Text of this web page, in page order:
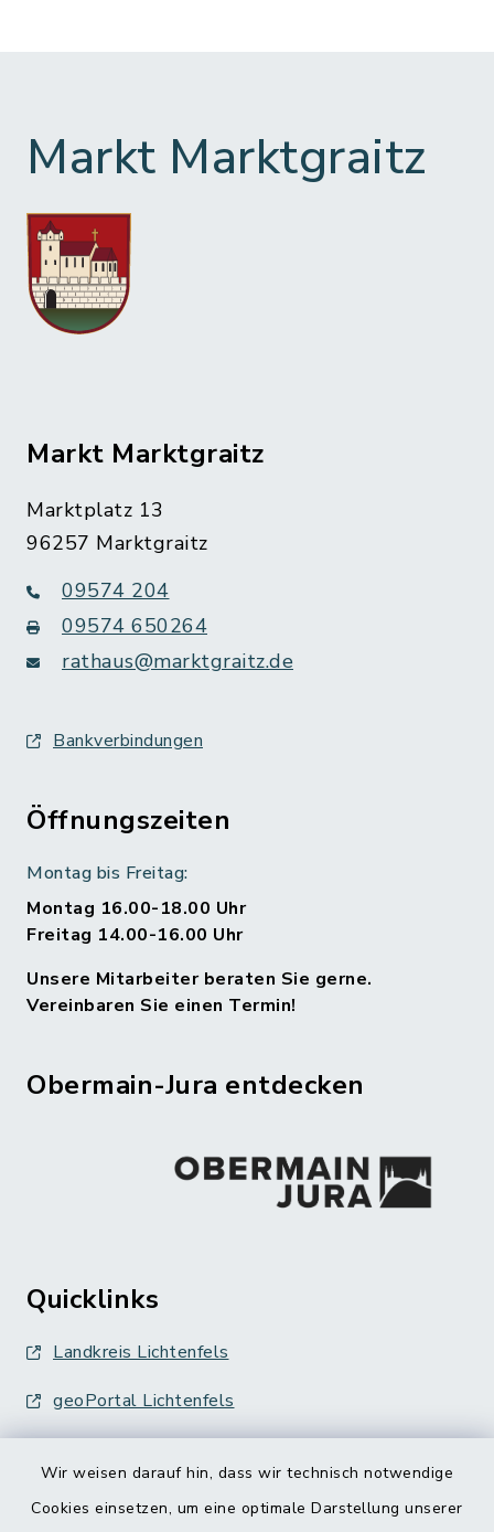
Wir weisen darauf hin, dass wir technisch notwendige
Cookies einsetzen, um eine optimale Darstellung unserer
Markt Marktgraitz
Markt Marktgraitz
Marktplatz 13
96257 Marktgraitz
09574 204
09574 650264
rathaus@marktgraitz.de
Bankverbindungen
Öffnungszeiten
Montag bis Freitag:
Montag 16.00-18.00 Uhr
Freitag 14.00-16.00 Uhr
Unsere Mitarbeiter beraten Sie gerne.
Vereinbaren Sie einen Termin!
Obermain-Jura entdecken
Quicklinks
Landkreis Lichtenfels
geoPortal Lichtenfels